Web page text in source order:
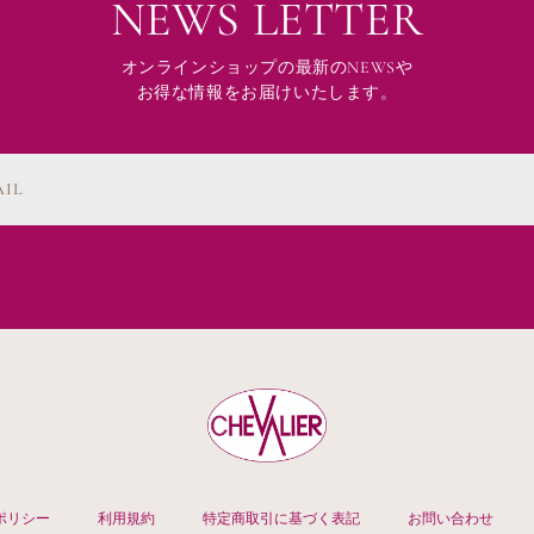
NEWS LETTER
オンラインショップの最新のNEWSや
お得な情報をお届けいたします。
リシー 利用規約 特定商取引に基づく表記 お問い合わせ